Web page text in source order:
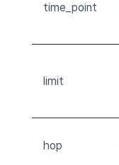
time_point
limit
hop